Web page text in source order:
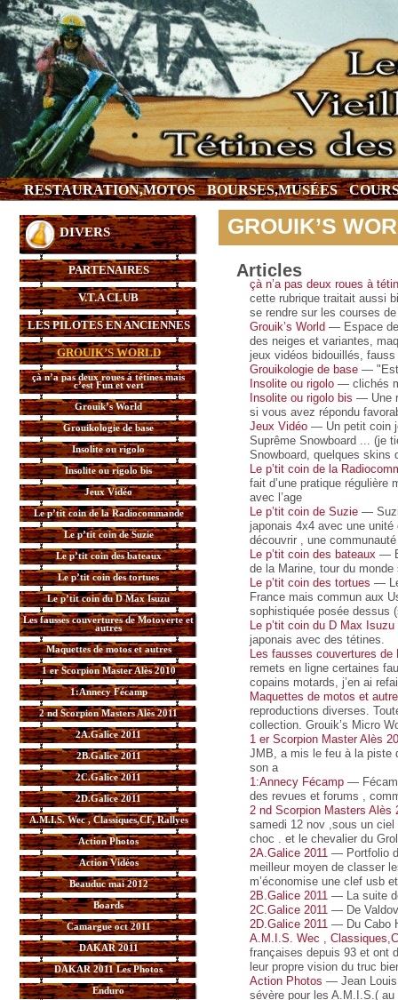
RESTAURATION,MOTOS BOURSES,MUSÉES
DIVERS
PARTENAIRES
V.T.A CLUB
LES PILOTES EN ANCIENNES
GROUIK’S WORLD
çà n’a pas deux roues à tétines mais
c’est Fun et vert
Grouik’s World
Grouikologie de base
Insolite ou rigolo
Insolite ou rigolo bis
Jeux Vidéo
Le p’tit coin de la Radiocommande
Le p’tit coin de Suzie
Le p’tit coin des bateaux
Le p’tit coin des tortues
Le p’tit coin du D Max Isuzu
Les fausses couvertures de Motoverte et
autres
Maquettes de motos et autres
1 er Scorpion Master Alès 2010
1:Annecy Fécamp
2 nd Scorpion Masters Alès 2011
2A.Galice 2011
2B.Galice 2011
2C.Galice 2011
2D.Galice 2011
A.M.I.S. Wec , Classiques,CF, Rallyes
Action Photos
Action Vidéos
Beauduc mai 2012
Boards
Camargue oct 2011
DAKAR 2011
DAKAR 2011 Les Photos
Enduro
GROUIK’S
Articles
çà n’a pas deux roues à
cette rubrique traitait aussi
se rendre sur les courses
Grouik’s World — Espace de
des neiges et variantes,
jeux vidéos bidouillés, fauss
Grouikologie de base — "Est
Insolite ou rigolo — clichés
Insolite ou rigolo bis — Une
si vous avez répondu
Jeux Vidéo — Un petit coin
Suprême Snowboard ... (je
Snowboard, quelques skins
Le p’tit coin de la
fait d’une pratique régulière
avec l’age
Le p’tit coin de Suzie —
japonais 4x4 avec une
découvrir , une
Le p’tit coin des bateaux —
de la Marine, tour du
Le p’tit coin des tortues —
France mais commun aux
sophistiquée posée dessus
Le p’tit coin du D Max Isuzu
japonais avec des tétines.
Les fausses couvertures de
remets en ligne certaines
copains motards, j’en ai
Maquettes de motos et
reproductions diverses.
collection. Grouik’s Micro
1 er Scorpion Master Alès
JMB, a mis le feu à la piste
son a
1:Annecy Fécamp —
des revues et forums ,
2 nd Scorpion Masters Alès
samedi 12 nov ,sous un
choc . et le chevalier du
2A.Galice 2011 — Portfolio
meilleur moyen de classer
m’économise une clef usb et
2B.Galice 2011 — La suite
2C.Galice 2011 — De
2D.Galice 2011 — Du Cabo
A.M.I.S. Wec ,
françaises depuis 93 et ont
leur propre vision du truc
Action Photos — Jean Louis
sévère pour les A.M.I.S.(